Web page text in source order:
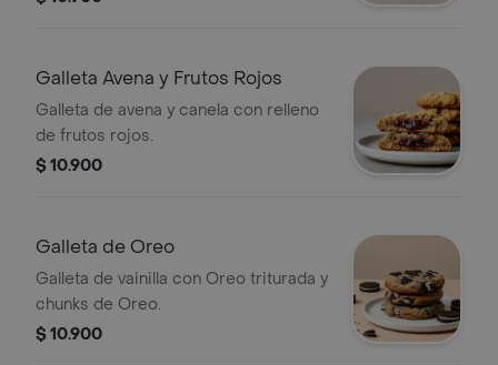
Galleta Avena y Frutos Rojos
Galleta de avena y canela con relleno
de frutos rojos.
$ 10.900
Galleta de Oreo
Galleta de vainilla con Oreo triturada y
chunks de Oreo.
$ 10.900